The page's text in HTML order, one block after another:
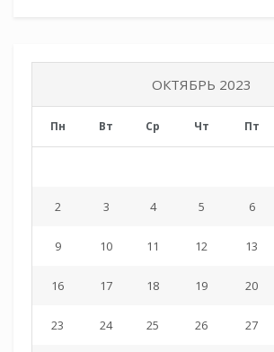
казачьими и патриотическими
ОКТЯБРЬ 2023
Пн Вт Ср Чт Пт
2 3 4 5 6
9 10 11 12 13
16 17 18 19 20
23 24 25 26 27